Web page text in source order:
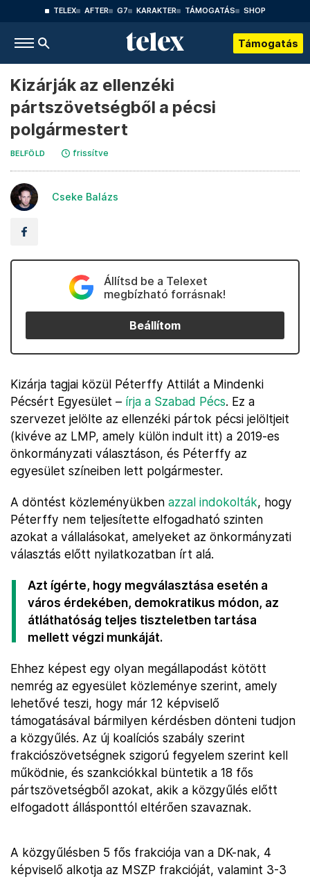
TELEX AFTER G7 KARAKTER TÁMOGATÁS SHOP
Támogatás
Kizárják az ellenzéki
pártszövetségből a pécsi
polgármestert
BELFÖLD frissítve
Cseke Balázs
Állítsd be a Telexet
megbízható forrásnak!
Beállítom
Kizárja tagjai közül Péterffy Attilát a Mindenki
Pécsért Egyesület – írja a Szabad Pécs. Ez a
szervezet jelölte az ellenzéki pártok pécsi jelöltjeit
(kivéve az LMP, amely külön indult itt) a 2019-es
önkormányzati választáson, és Péterffy az
egyesület színeiben lett polgármester.
A döntést közleményükben azzal indokolták, hogy
Péterffy nem teljesítette elfogadható szinten
azokat a vállalásokat, amelyeket az önkormányzati
választás előtt nyilatkozatban írt alá.
Azt ígérte, hogy megválasztása esetén a
város érdekében, demokratikus módon, az
átláthatóság teljes tiszteletben tartása
mellett végzi munkáját.
Ehhez képest egy olyan megállapodást kötött
nemrég az egyesület közleménye szerint, amely
lehetővé teszi, hogy már 12 képviselő
támogatásával bármilyen kérdésben dönteni tudjon
a közgyűlés. Az új koalíciós szabály szerint
frakciószövetségnek szigorú fegyelem szerint kell
működnie, és szankciókkal büntetik a 18 fős
pártszövetségből azokat, akik a közgyűlés előtt
elfogadott állásponttól eltérően szavaznak.
A közgyűlésben 5 fős frakciója van a DK-nak, 4
képviselő alkotja az MSZP frakcióját, valamint 3-3